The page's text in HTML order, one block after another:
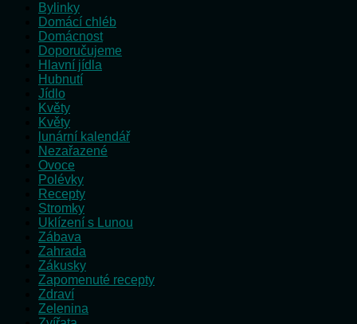
Bylinky
Domácí chléb
Domácnost
Doporučujeme
Hlavní jídla
Hubnutí
Jídlo
Květy
Květy
lunární kalendář
Nezařazené
Ovoce
Polévky
Recepty
Stromky
Uklízení s Lunou
Zábava
Zahrada
Zákusky
Zapomenuté recepty
Zdraví
Zelenina